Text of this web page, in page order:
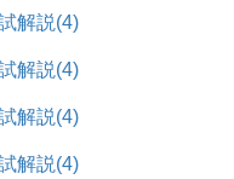
解説(4)
解説(4)
解説(4)
解説(4)